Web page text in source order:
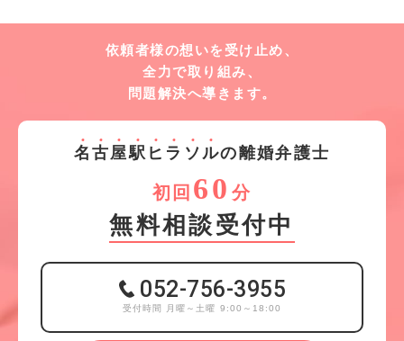
依頼者様の想いを受け止め、
全力で取り組み、
問題解決へ導きます。
名 古 屋駅 ヒ ラ ソ ルの離婚弁護士
初回 60 分
無料相談受付中
052-756-3955
受付時間 月曜～土曜 9:00～18:00